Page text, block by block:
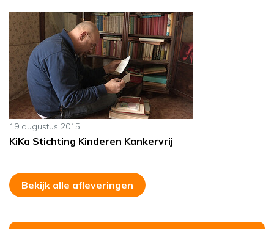
19 augustus 2015
KiKa Stichting Kinderen Kankervrij
Bekijk alle afleveringen